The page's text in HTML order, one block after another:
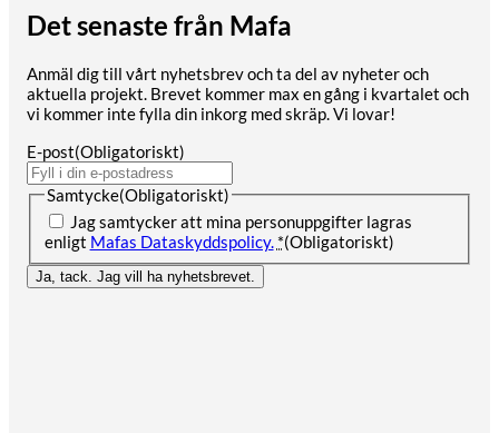
Det senaste från Mafa
Anmäl dig till vårt nyhetsbrev och ta del av nyheter och
aktuella projekt. Brevet kommer max en gång i kvartalet och
vi kommer inte fylla din inkorg med skräp. Vi lovar!
E-post(Obligatoriskt)
Samtycke(Obligatoriskt)
Jag samtycker att mina personuppgifter lagras
enligt Mafas Dataskyddspolicy. *(Obligatoriskt)